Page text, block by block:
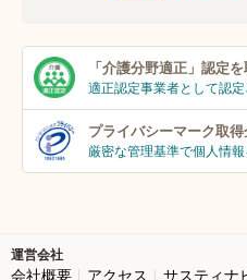
「介護分野適正」 認定を
適正認定事業者として認定
プライバシーマーク取得
厳密な管理基準で個人情報
運営会社
会社概要 アクセス サスティナ